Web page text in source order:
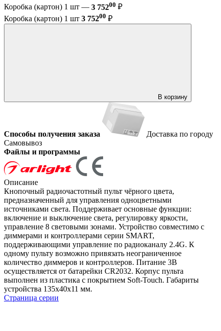
Коробка (картон) 1 шт — 3 75200 ₽
Коробка (картон) 1 шт 3 75200 ₽
В корзину
Способы получения заказа
Доставка по городу
Самовывоз
Файлы и программы
Описание
Кнопочный радиочастотный пульт чёрного цвета,
предназначенный для управления одноцветными
источниками света. Поддерживает основные функции:
включение и выключение света, регулировку яркости,
управление 8 световыми зонами. Устройство совместимо с
диммерами и контроллерами серии SMART,
поддерживающими управление по радиоканалу 2.4G. К
одному пульту возможно привязать неограниченное
количество диммеров и контроллеров. Питание 3В
осуществляется от батарейки CR2032. Корпус пульта
выполнен из пластика с покрытием Soft-Touch. Габариты
устройства 135x40x11 мм.
Страница серии